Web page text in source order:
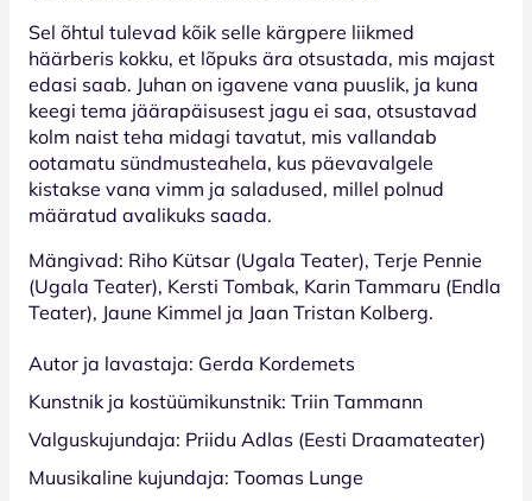
Sel õhtul tulevad kõik selle kärgpere liikmed
häärberis kokku, et lõpuks ära otsustada, mis majast
edasi saab. Juhan on igavene vana puuslik, ja kuna
keegi tema jäärapäisusest jagu ei saa, otsustavad
kolm naist teha midagi tavatut, mis vallandab
ootamatu sündmusteahela, kus päevavalgele
kistakse vana vimm ja saladused, millel polnud
määratud avalikuks saada.
Mängivad: Riho Kütsar (Ugala Teater), Terje Pennie
(Ugala Teater), Kersti Tombak, Karin Tammaru (Endla
Teater), Jaune Kimmel ja Jaan Tristan Kolberg.
Autor ja lavastaja: Gerda Kordemets
Kunstnik ja kostüümikunstnik: Triin Tammann
Valguskujundaja: Priidu Adlas (Eesti Draamateater)
Muusikaline kujundaja: Toomas Lunge